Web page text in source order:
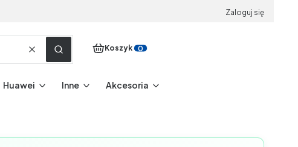
Zaloguj się
WyczyśćSzukaj Produkty w koszyku: 0. Zobacz szczegóły
Koszyk
Huawei Inne Akcesoria